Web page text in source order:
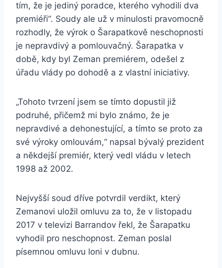
tím, že je jediný poradce, kterého vyhodili dva
premiéři“. Soudy ale už v minulosti pravomocně
rozhodly, že výrok o Šarapatkově neschopnosti
je nepravdivý a pomlouvačný. Šarapatka v
době, kdy byl Zeman premiérem, odešel z
úřadu vlády po dohodě a z vlastní iniciativy.
„Tohoto tvrzení jsem se tímto dopustil již
podruhé, přičemž mi bylo známo, že je
nepravdivé a dehonestující, a tímto se proto za
své výroky omlouvám,“ napsal bývalý prezident
a někdejší premiér, který vedl vládu v letech
1998 až 2002.
Nejvyšší soud dříve potvrdil verdikt, který
Zemanovi uložil omluvu za to, že v listopadu
2017 v televizi Barrandov řekl, že Šarapatku
vyhodil pro neschopnost. Zeman poslal
písemnou omluvu loni v dubnu.